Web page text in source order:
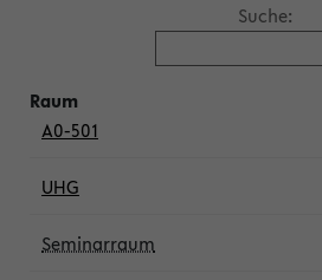
Suche:
A0-501
UHG
Seminarraum